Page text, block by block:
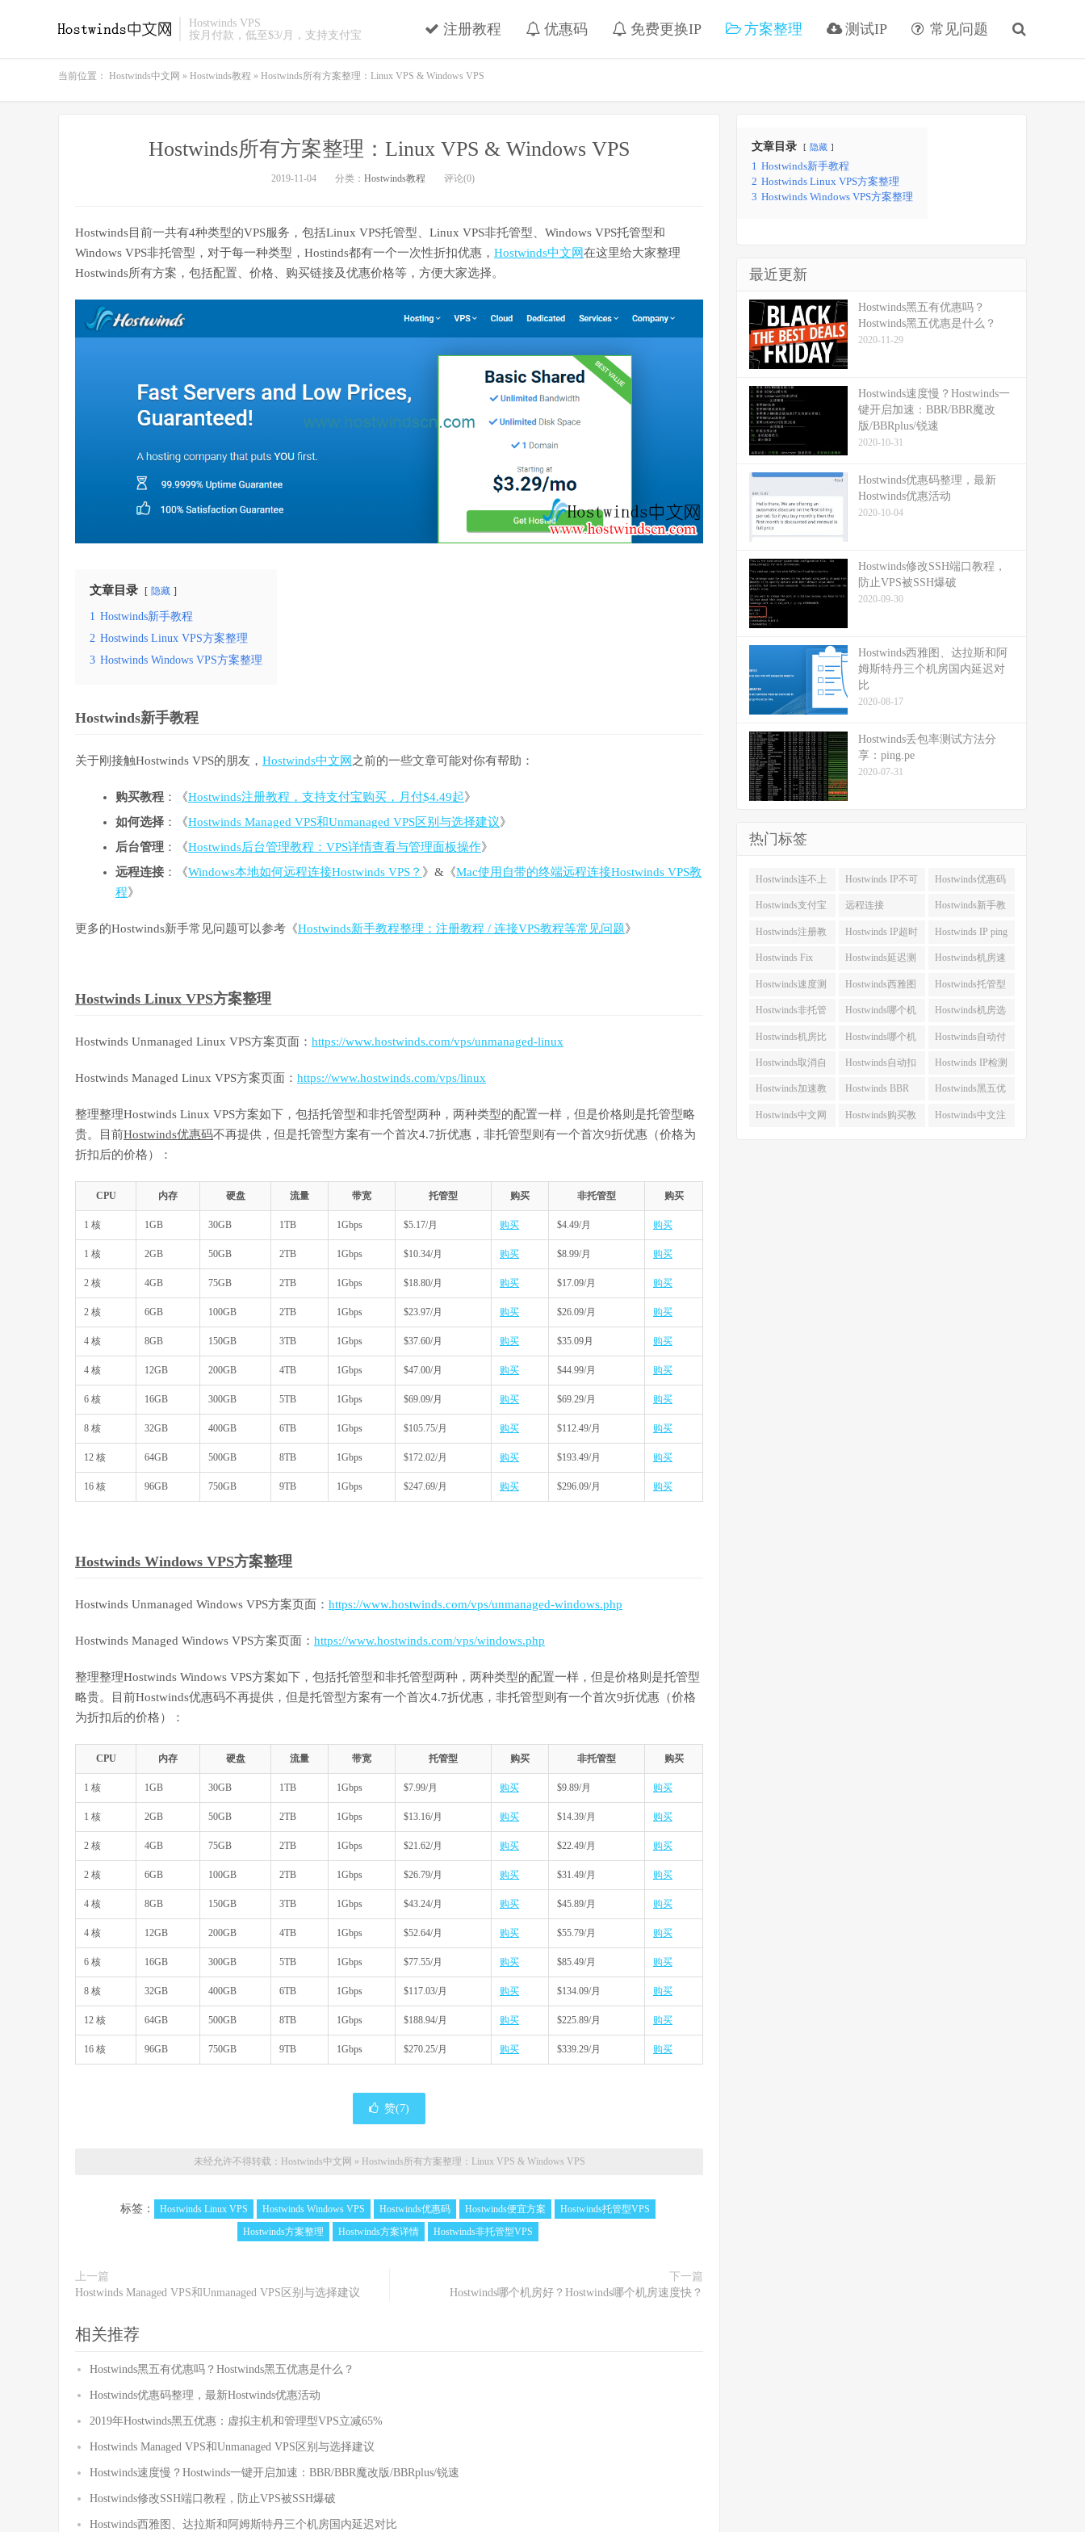
Hostwinds VPS
按月付款，低至$3/月，支持支付宝
注册教程 优惠码 免费更换IP 方案整理 测试IP 常见问题
当前位置： Hostwinds中文网 » Hostwinds教程 » Hostwinds所有方案整理：Linux VPS & Windows VPS
Hostwinds所有方案整理：Linux VPS & Windows VPS
2019-11-04 分类： Hostwinds教程 评论(0)
Hostwinds目前一共有4种类型的VPS服务，包括Linux VPS托管型、Linux VPS非托管型、Windows VPS托管型和
Windows VPS非托管型，对于每一种类型，Hostinds都有一个一次性折扣优惠， Hostwinds中文网在这里给大家整理
Hostwinds所有方案，包括配置、价格、购买链接及优惠价格等，方便大家选择。
文章目录 隐藏
1 Hostwinds新手教程
2 Hostwinds Linux VPS方案整理
3 Hostwinds Windows VPS方案整理
Hostwinds新手教程
关于刚接触Hostwinds VPS的朋友， Hostwinds中文网 之前的一些文章可能对你有帮助：
购买教程 ：《Hostwinds注册教程，支持支付宝购买，月付$4.49起》
如何选择 ：《Hostwinds Managed VPS和Unmanaged VPS区别与选择建议》
后台管理 ：《Hostwinds后台管理教程：VPS详情查看与管理面板操作》
远程连接 ：《Windows本地如何远程连接Hostwinds VPS？ 》&《Mac使用自带的终端远程连接Hostwinds VPS教
程》
更多的Hostwinds新手常见问题可以参考《Hostwinds新手教程整理：注册教程 / 连接VPS教程等常见问题》
Hostwinds Linux VPS方案整理
Hostwinds Unmanaged Linux VPS方案页面： https://www.hostwinds.com/vps/unmanaged-linux
Hostwinds Managed Linux VPS方案页面： https://www.hostwinds.com/vps/linux
整理整理Hostwinds Linux VPS方案如下，包括托管型和非托管型两种，两种类型的配置一样，但是价格则是托管型略
贵。目前Hostwinds优惠码不再提供，但是托管型方案有一个首次4.7折优惠，非托管型则有一个首次9折优惠（价格为
折扣后的价格）：
CPU 内存 硬盘 流量 带宽 托管型 购买 非托管型 购买
1 核 1GB 30GB 1TB 1Gbps $5.17/月 购买 $4.49/月 购买
1 核 2GB 50GB 2TB 1Gbps $10.34/月 购买 $8.99/月 购买
2 核 4GB 75GB 2TB 1Gbps $18.80/月 购买 $17.09/月 购买
2 核 6GB 100GB 2TB 1Gbps $23.97/月 购买 $26.09/月 购买
4 核 8GB 150GB 3TB 1Gbps $37.60/月 购买 $35.09月 购买
4 核 12GB 200GB 4TB 1Gbps $47.00/月 购买 $44.99/月 购买
6 核 16GB 300GB 5TB 1Gbps $69.09/月 购买 $69.29/月 购买
8 核 32GB 400GB 6TB 1Gbps $105.75/月 购买 $112.49/月 购买
12 核 64GB 500GB 8TB 1Gbps $172.02/月 购买 $193.49/月 购买
16 核 96GB 750GB 9TB 1Gbps $247.69/月 购买 $296.09/月 购买
Hostwinds Windows VPS方案整理
Hostwinds Unmanaged Windows VPS方案页面： https://www.hostwinds.com/vps/unmanaged-windows.php
Hostwinds Managed Windows VPS方案页面： https://www.hostwinds.com/vps/windows.php
整理整理Hostwinds Windows VPS方案如下，包括托管型和非托管型两种，两种类型的配置一样，但是价格则是托管型
略贵。目前Hostwinds优惠码不再提供，但是托管型方案有一个首次4.7折优惠，非托管型则有一个首次9折优惠（价格
为折扣后的价格）：
CPU 内存 硬盘 流量 带宽 托管型 购买 非托管型 购买
1 核 1GB 30GB 1TB 1Gbps $7.99/月 购买 $9.89/月 购买
1 核 2GB 50GB 2TB 1Gbps $13.16/月 购买 $14.39/月 购买
2 核 4GB 75GB 2TB 1Gbps $21.62/月 购买 $22.49/月 购买
2 核 6GB 100GB 2TB 1Gbps $26.79/月 购买 $31.49/月 购买
4 核 8GB 150GB 3TB 1Gbps $43.24/月 购买 $45.89/月 购买
4 核 12GB 200GB 4TB 1Gbps $52.64/月 购买 $55.79/月 购买
6 核 16GB 300GB 5TB 1Gbps $77.55/月 购买 $85.49/月 购买
8 核 32GB 400GB 6TB 1Gbps $117.03/月 购买 $134.09/月 购买
12 核 64GB 500GB 8TB 1Gbps $188.94/月 购买 $225.89/月 购买
16 核 96GB 750GB 9TB 1Gbps $270.25/月 购买 $339.29/月 购买
赞(7)
未经允许不得转载： Hostwinds中文网 » Hostwinds所有方案整理：Linux VPS & Windows VPS
标签： Hostwinds Linux VPS Hostwinds Windows VPS Hostwinds优惠码 Hostwinds便宜方案
Hostwinds托管型VPS
Hostwinds方案整理
Hostwinds方案详情 Hostwinds非托管型VPS
上一篇
Hostwinds Managed VPS和Unmanaged VPS区别与选择建议
下一篇
Hostwinds哪个机房好？Hostwinds哪个机房速度快？
相关推荐
Hostwinds黑五有优惠吗？Hostwinds黑五优惠是什么？
Hostwinds优惠码整理，最新Hostwinds优惠活动
2019年Hostwinds黑五优惠：虚拟主机和管理型VPS立减65%
Hostwinds Managed VPS和Unmanaged VPS区别与选择建议
Hostwinds速度慢？Hostwinds一键开启加速：BBR/BBR魔改版/BBRplus/锐速
Hostwinds修改SSH端口教程，防止VPS被SSH爆破
Hostwinds西雅图、达拉斯和阿姆斯特丹三个机房国内延迟对比
文章目录 隐藏
1 Hostwinds新手教程
2 Hostwinds Linux VPS方案整理
3 Hostwinds Windows VPS方案整理
最近更新
Hostwinds黑五有优惠吗？
Hostwinds黑五优惠是什么？
2020-11-29
Hostwinds速度慢？Hostwinds一
键开启加速：BBR/BBR魔改
版/BBRplus/锐速
2020-10-31
Hostwinds优惠码整理，最新
Hostwinds优惠活动
2020-10-04
Hostwinds修改SSH端口教程，
防止VPS被SSH爆破
2020-09-30
Hostwinds西雅图、达拉斯和阿
姆斯特丹三个机房国内延迟对
比
2020-08-17
Hostwinds丢包率测试方法分
享：ping.pe
2020-07-31
热门标签
Hostwinds连不上
(4)
Hostwinds IP不可
用 (4)
Hostwinds优惠码
(4)
Hostwinds支付宝
付款 (3)
远程连接
Hostwinds (3)
Hostwinds新手教
程 (3)
Hostwinds注册教
程 (2)
Hostwinds IP超时
(2)
Hostwinds IP ping
不通 (2)
Hostwinds Fix
ISP Block (2)
Hostwinds延迟测
试 (2)
Hostwinds机房速
度 (2)
Hostwinds速度测
试 (2)
Hostwinds西雅图
机房 (2)
Hostwinds托管型
VPS (2)
Hostwinds非托管
型VPS (2)
Hostwinds哪个机
房好 (2)
Hostwinds机房选
择 (2)
Hostwinds机房比
较 (2)
Hostwinds哪个机
房延迟低 (2)
Hostwinds自动付
款 (2)
Hostwinds取消自
动付款 (2)
Hostwinds自动扣
费 (2)
Hostwinds IP检测
(2)
Hostwinds加速教
程 (2)
Hostwinds BBR
(2)
Hostwinds黑五优
惠 (2)
Hostwinds中文网 Hostwinds购买教 Hostwinds中文注